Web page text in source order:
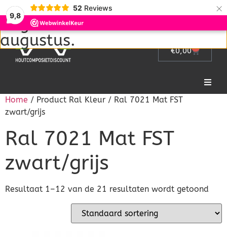
9,8
52 Reviews ×
€0,00 0
Home
Picknicktafel
Tuinmeubelen
Tuinhek
Home / Product Ral Kleur / Ral 7021 Mat FST
zwart/grijs
Ral 7021 Mat FST
zwart/grijs
Resultaat 1–12 van de 21 resultaten wordt getoond
Wij zijn met vakantie van 1
augustus tot en met 22
augustus.